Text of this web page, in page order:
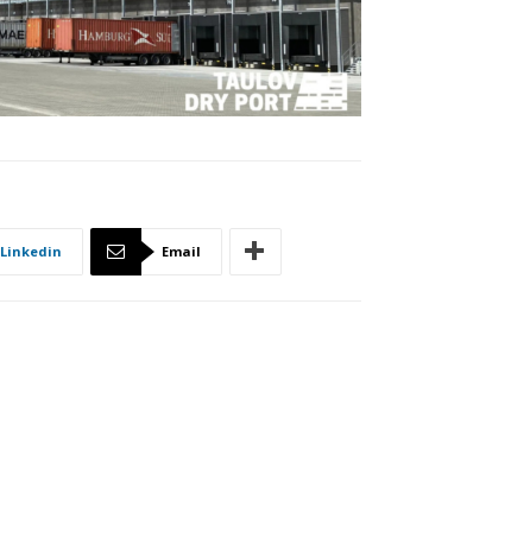
Linkedin Email